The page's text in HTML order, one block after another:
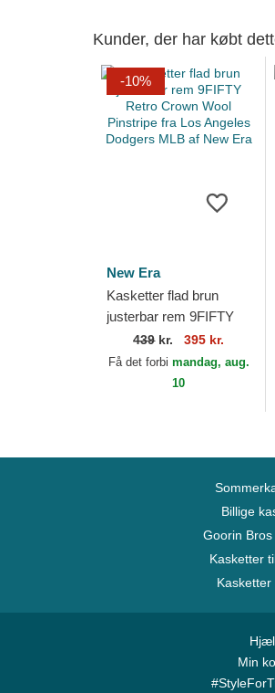
Kunder, der har købt
-10%
New Era
Kasketter flad brun
justerbar rem 9FIFTY
Retro Crown Wool
Pinstripe fra Los
Angeles Dodgers
439kr. 395 kr.
Få det forbi mandag, aug.
10
Billige
Goorin
Kasketter
Min